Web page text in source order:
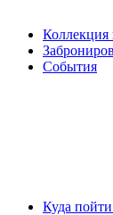
Коллекция
События
Куда пойти